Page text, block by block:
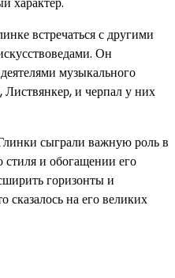
встречаться с другими
Он
музыкального
Листвянкер, и черпал у них
сыграли важную роль в
и обогащении его
горизонты и
сказалось на его великих